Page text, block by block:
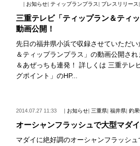
| お知らせ|ティップランプラス | プレスリリース
三重テレビ「ティップラン＆ティッ
動画公開！
先日の福井県小浜で収録させていただ
＆ティップランプラス」の動画公開さ
＆あぜっちも連発！ 詳しくは 三重テレ
グポイント」のHP...
2014.07.27 11:33 | お知らせ| 三重県|福井県|釣
オーシャンフラッシュで大型マダイ
マダイに絶好調のオーシャンフラッシ